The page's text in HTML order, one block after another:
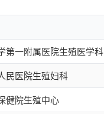
第一附属医院生殖医学科
民医院生殖妇科
健院生殖中心